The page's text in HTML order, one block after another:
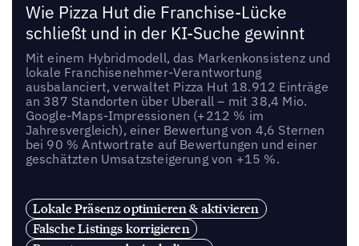
Wie Pizza Hut die Franchise-Lücke
schließt und in der KI-Suche gewinnt
Mit einem Hybridmodell, das Markenkonsistenz und
lokale Franchisenehmer-Verantwortung
ausbalanciert, verwaltet Pizza Hut 18.912 Einträge
an 387 Standorten über Uberall – mit 38,4 Mio.
Google-Maps-Impressionen (+212 % im
Jahresvergleich), einer Bewertung von 4,6 Sternen
bei 90 % Antwortrate auf Bewertungen und einer
geschätzten Umsatzsteigerung von +15 %.
Lokale Präsenz optimieren & aktivieren
Falsche Listings korrigieren